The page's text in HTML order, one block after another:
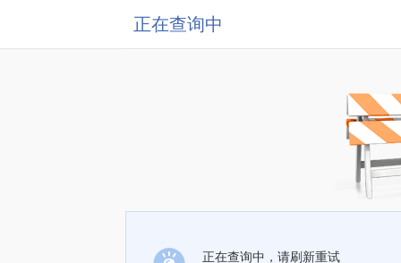
正在查询中
正在查询中，请刷新重试